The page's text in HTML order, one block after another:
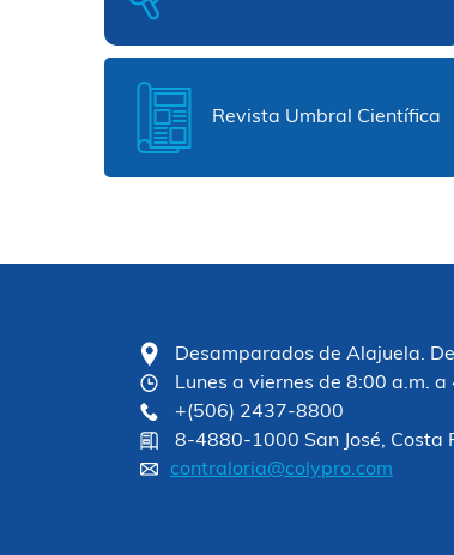
Revista Umbral Científica
Desamparados de Alajuela.
Lunes a viernes de 8:00 a.m.
+(506) 2437-8800
8-4880-1000 San José, Costa
contraloria@colypro.com